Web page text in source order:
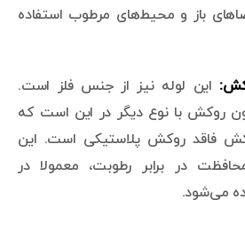
باز و محیط‌های مرطوب استفاده
این لوله نیز از جنس فلز است.
روکش با نوع دیگر در این است که
فاقد روکش پلاستیکی است. این
در برابر رطوبت، معمولا در
می‌شود.